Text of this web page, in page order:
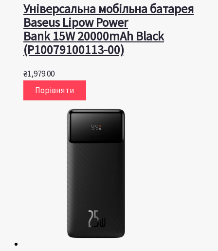
Універсальна мобільна батарея
Baseus Lipow Power
Bank 15W 20000mAh Black
(P10079100113-00)
₴1,979.00
Порівняти